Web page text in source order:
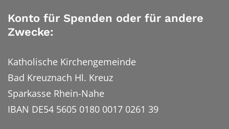
Konto für Spenden oder für andere
Zwecke:
Katholische Kirchengemeinde
Bad Kreuznach Hl. Kreuz
Sparkasse Rhein-Nahe
IBAN DE54 5605 0180 0017 0261 39